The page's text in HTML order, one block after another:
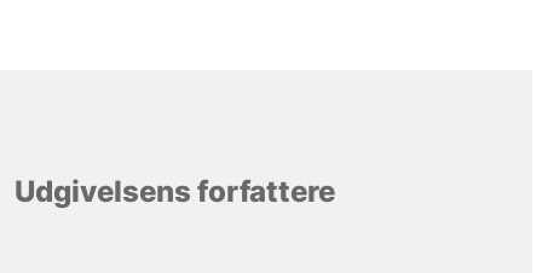
Udgivelsens forfattere